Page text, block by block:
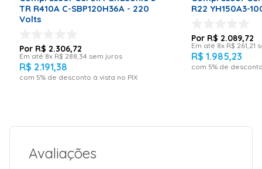
TR R410A C-SBP120H36A - 220
Volts
R$ 2.306,72
Em até 8x R$ 288 34 sem juros
R$ 2.191,38
com 5% de desconto à vista no PIX
R22 YH150A3-
R$ 2.089,72
Em até 8x R$ 261 21
R$ 1.985,23
com 5% de
Avaliações